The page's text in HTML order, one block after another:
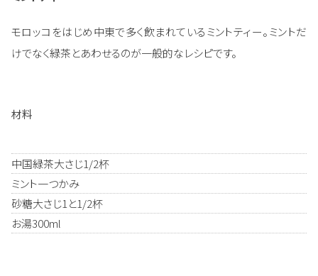
モロッコをはじめ中東で多く飲まれているミントティー。ミントだ
けでなく緑茶とあわせるのが一般的なレシピです。
材料
中国緑茶大さじ1/2杯
ミント一つかみ
砂糖大さじ1と1/2杯
お湯300ml